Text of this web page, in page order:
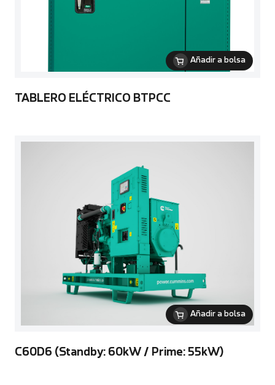
Añadir a bolsa
TABLERO ELÉCTRICO BTPCC
Añadir a bolsa
C60D6 (Standby: 60kW / Prime: 55kW)